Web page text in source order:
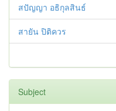
สปัญญา อธิกุลสินธ์
สายัน ปิติควร
Subject